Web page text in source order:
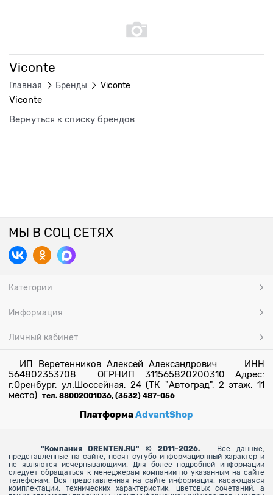
Viconte
Главная Бренды
Viconte
Viconte
Вернуться к списку брендов
МЫ В СОЦ СЕТЯХ
Категории
Информация
Личный кабинет
ИП Веретенников Алексей Александрович ИНН
564802353708 ОГРНИП 311565820200310 Адрес:
г.Оренбург, ул.Шоссейная, 24 (ТК "Автоград", 2 этаж, 11
место) тел. 88002001036, (3532) 487-056
ПлатформаAdvantShop
" Компания ORENTEN.RU" © 2011-2026.
Все данные,
представленные на сайте, носят сугубо информационный характер и
не являются исчерпывающими. Для более подробной информации
следует обращаться к менеджерам компании по указанным на сайте
телефонам. Вся представленная на сайте информация, касающаяся
комплектации, технических характеристик, цветовых сочетаний, а